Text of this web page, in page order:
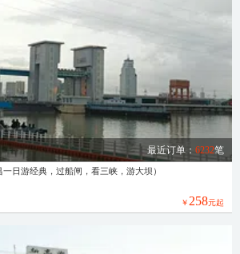
最近订单： 6232笔
日游经典，过船闸，看三峡，游大坝）
￥ 258元起